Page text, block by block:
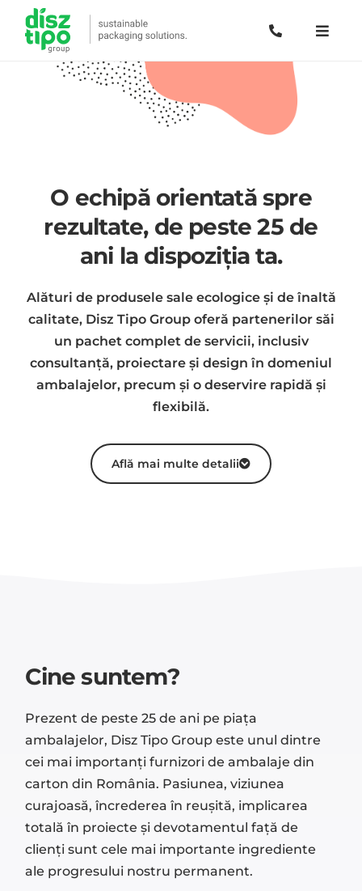
O echipă orientată spre
rezultate, de peste 25 de
ani la dispoziția ta.
Alături de produsele sale ecologice și de înaltă
calitate, Disz Tipo Group oferă partenerilor săi
un pachet complet de servicii, inclusiv
consultanță, proiectare și design în domeniul
ambalajelor, precum și o deservire rapidă şi
flexibilă.
Află mai multe detalii
Cine suntem?
Prezent de peste 25 de ani pe piața
ambalajelor, Disz Tipo Group este unul dintre
cei mai importanți furnizori de ambalaje din
carton din România. Pasiunea, viziunea
curajoasă, încrederea în reușită, implicarea
totală în proiecte și devotamentul față de
clienți sunt cele mai importante ingrediente
ale progresului nostru permanent.